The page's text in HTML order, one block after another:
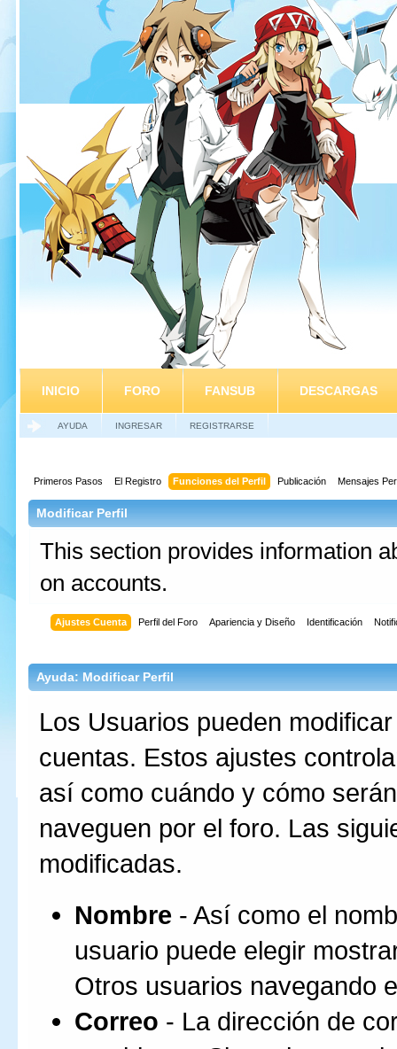
INICIO FORO FANSUB DESCARGAS
AYUDA INGRESAR REGISTRARSE
Primeros Pasos El Registro Funciones del Perfil Publicación Mensajes
Modificar Perfil
This section provides information
on accounts.
Ajustes Cuenta Perfil del Foro Apariencia y Diseño Identificación
Ayuda: Modificar Perfil
Los Usuarios pueden
cuentas. Estos ajustes
así como cuándo y cómo
naveguen por el foro. Las
modificadas.
Nombre - Así como el
usuario puede elegir
Otros usuarios navegando
Correo - La dirección de